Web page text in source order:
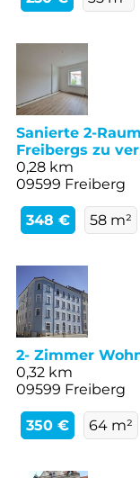
Sanierte 2-
Freibergs zu
0,28 km
09599 Freiberg
348 € 58 m²
2- Zimmer
0,32 km
09599 Freiberg
350 € 64 m²